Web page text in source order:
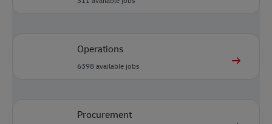
Operations
6398available jobs
Procurement